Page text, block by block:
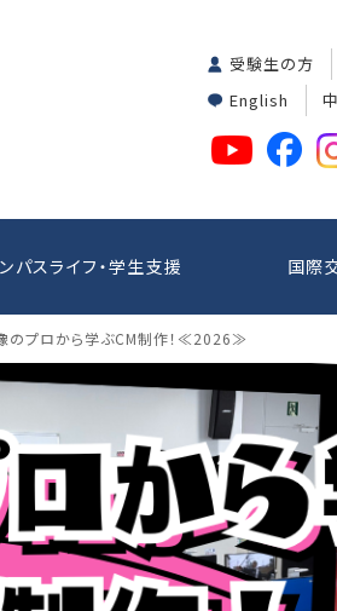
受験生の方
English
パスライフ・学生支援 国際
のプロから学ぶCM制作！≪2026≫